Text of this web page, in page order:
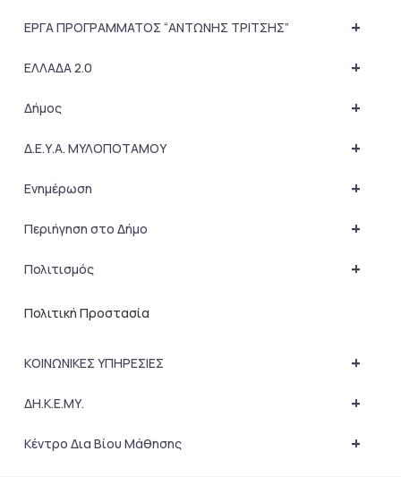
+
ΕΡΓΑ ΠΡΟΓΡΑΜΜΑΤΟΣ “ΑΝΤΩΝΗΣ ΤΡΙΤΣΗΣ”
+
ΕΛΛΑΔΑ 2.0
+
Δήμος
+
Δ.Ε.Υ.Α. ΜΥΛΟΠΟΤΑΜΟΥ
+
Ενημέρωση
+
Περιήγηση στο Δήμο
+
Πολιτισμός
Πολιτική Προστασία
+
ΚΟΙΝΩΝΙΚΕΣ ΥΠΗΡΕΣΙΕΣ
+
ΔΗ.Κ.Ε.ΜΥ.
+
Κέντρο Δια Βίου Μάθησης